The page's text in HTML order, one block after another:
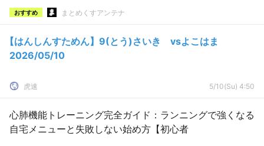
おすすめ まとめくすアンテナ
【はんしんすためん】9(とう)さいき vsよこはま
2026/05/10
虎速 5/10(Su) 4:50
心肺機能トレーニング完全ガイド：ランニングで強くなる
自宅メニューと失敗しない始め方【初心者